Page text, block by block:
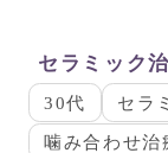
セラミック
30代 セラ
噛み合わせ治